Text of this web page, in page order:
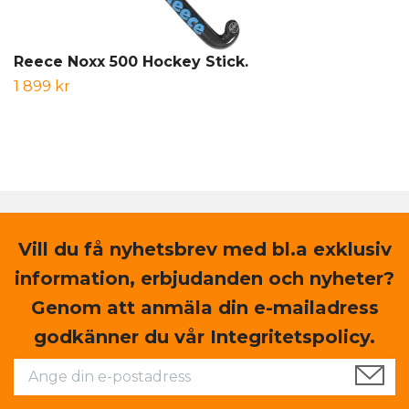
Reece Noxx 500 Hockey Stick.
1 899 kr
Vill du få nyhetsbrev med bl.a exklusiv
information, erbjudanden och nyheter?
Genom att anmäla din e-mailadress
godkänner du vår Integritetspolicy.